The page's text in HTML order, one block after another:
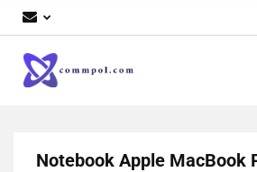
Notebook Apple MacBook